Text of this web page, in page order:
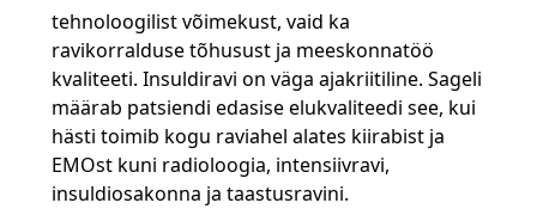
tehnoloogilist võimekust, vaid ka
ravikorralduse tõhusust ja meeskonnatöö
kvaliteeti. Insuldiravi on väga ajakriitiline. Sageli
määrab patsiendi edasise elukvaliteedi see, kui
hästi toimib kogu raviahel alates kiirabist ja
EMOst kuni radioloogia, intensiivravi,
insuldiosakonna ja taastusravini.